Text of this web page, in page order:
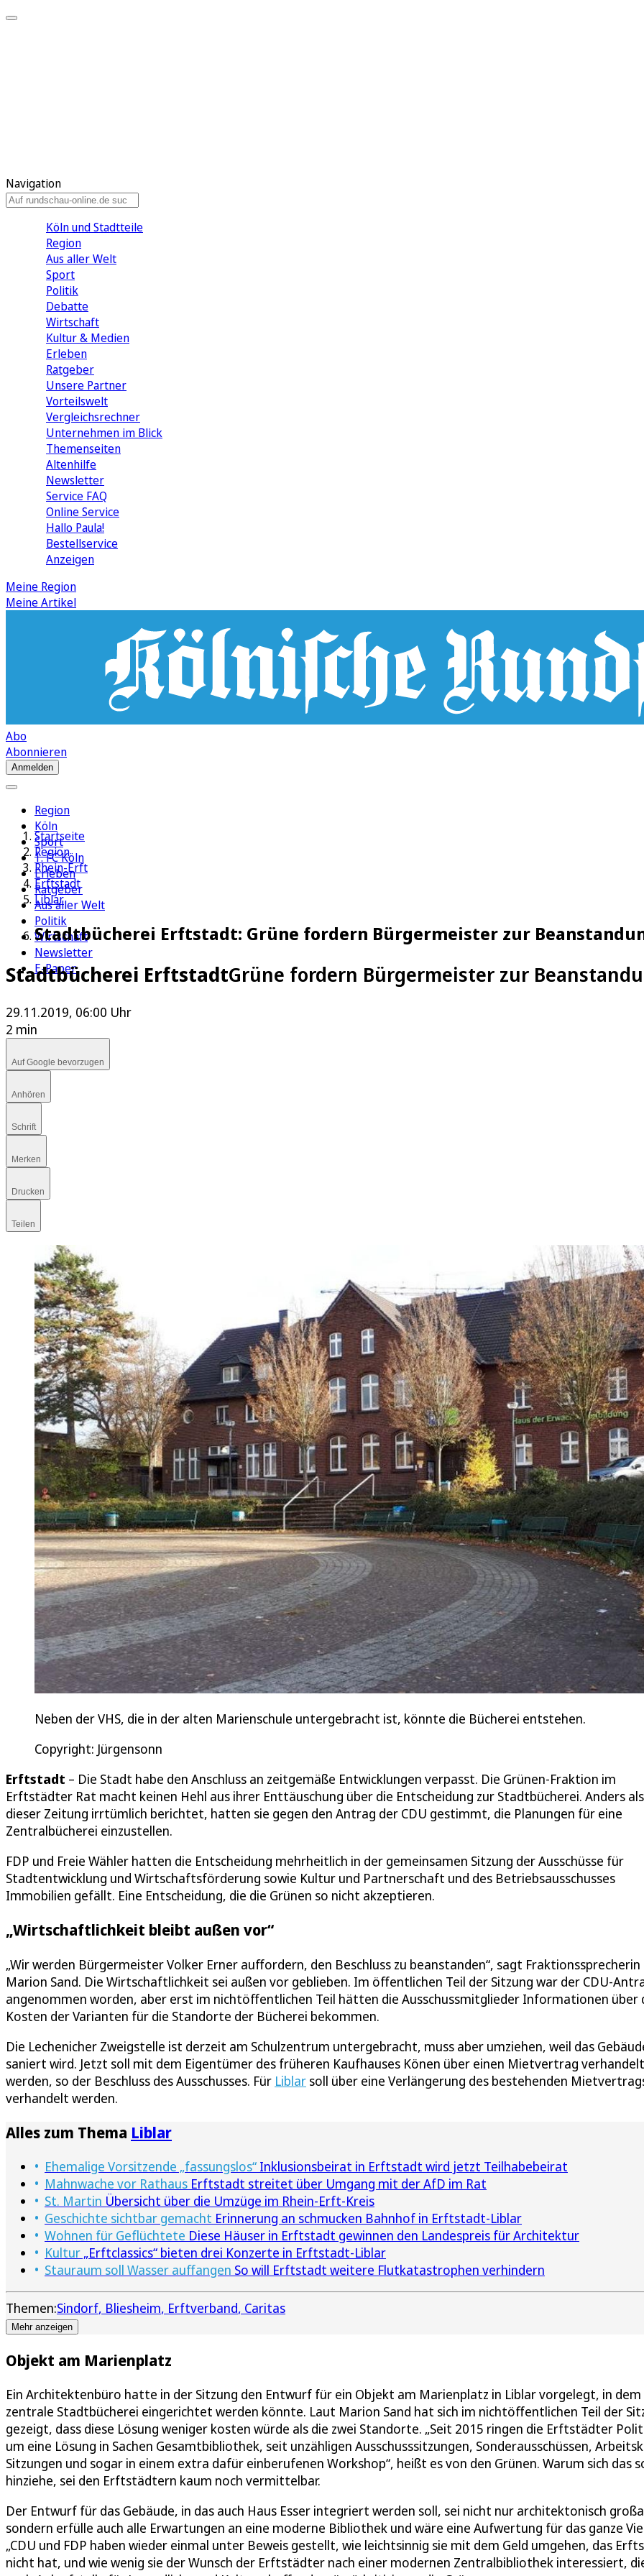
Navigation
Köln und Stadtteile
Region
Aus aller Welt
Sport
Politik
Debatte
Wirtschaft
Kultur & Medien
Erleben
Ratgeber
Unsere Partner
Vorteilswelt
Vergleichsrechner
Unternehmen im Blick
Themenseiten
Altenhilfe
Newsletter
Service FAQ
Online Service
Hallo Paula!
Bestellservice
Anzeigen
Meine Region
Meine Artikel
Abo
Abonnieren
Anmelden
Region
Köln
Sport
1. FC Köln
Erleben
Ratgeber
Aus aller Welt
Politik
Wirtschaft
Newsletter
E-Paper
Startseite
Region
Rhein-Erft
Erftstadt
Liblar
Stadtbücherei Erftstadt: Grüne fordern Bürgermeister zur
Stadtbücherei ErftstadtGrüne fordern Bürgermeister zur
29.11.2019, 06:00 Uhr
2 min
Auf Google bevorzugen
Anhören
Schrift
Merken
Drucken
Teilen
Neben der VHS, die in der alten Marienschule untergebracht ist, könnte die Bücherei entstehen.
Copyright: Jürgensonn
Erftstadt – Die Stadt habe den Anschluss an zeitgemäße Entwicklungen verpasst. Die Grünen-Fraktion im
Erftstädter Rat macht keinen Hehl aus ihrer Enttäuschung über die Entscheidung zur Stadtbücherei. Anders
dieser Zeitung irrtümlich berichtet, hatten sie gegen den Antrag der CDU gestimmt, die Planungen für eine
Zentralbücherei einzustellen.
FDP und Freie Wähler hatten die Entscheidung mehrheitlich in der gemeinsamen Sitzung der Ausschüsse für
Stadtentwicklung und Wirtschaftsförderung sowie Kultur und Partnerschaft und des Betriebsausschusses
Immobilien gefällt. Eine Entscheidung, die die Grünen so nicht akzeptieren.
„Wirtschaftlichkeit bleibt außen vor“
„Wir werden Bürgermeister Volker Erner auffordern, den Beschluss zu beanstanden“, sagt Fraktionssprecherin
Marion Sand. Die Wirtschaftlichkeit sei außen vor geblieben. Im öffentlichen Teil der Sitzung war der CDU-
angenommen worden, aber erst im nichtöffentlichen Teil hätten die Ausschussmitglieder Informationen über
Kosten der Varianten für die Standorte der Bücherei bekommen.
Die Lechenicher Zweigstelle ist derzeit am Schulzentrum untergebracht, muss aber umziehen, weil das
saniert wird. Jetzt soll mit dem Eigentümer des früheren Kaufhauses Könen über einen Mietvertrag verhandelt
werden, so der Beschluss des Ausschusses. Für Liblar soll über eine Verlängerung des bestehenden
verhandelt werden.
Alles zum Thema Liblar
Ehemalige Vorsitzende „fassungslos“ Inklusionsbeirat in Erftstadt wird jetzt Teilhabebeirat
Mahnwache vor Rathaus Erftstadt streitet über Umgang mit der AfD im Rat
St. Martin Übersicht über die Umzüge im Rhein-Erft-Kreis
Geschichte sichtbar gemacht Erinnerung an schmucken Bahnhof in Erftstadt-Liblar
Wohnen für Geflüchtete Diese Häuser in Erftstadt gewinnen den Landespreis für Architektur
Kultur „Erftclassics“ bieten drei Konzerte in Erftstadt-Liblar
Stauraum soll Wasser auffangen So will Erftstadt weitere Flutkatastrophen verhindern
Themen:Sindorf Bliesheim Erftverband Caritas
Mehr anzeigen
Objekt am Marienplatz
Ein Architektenbüro hatte in der Sitzung den Entwurf für ein Objekt am Marienplatz in Liblar vorgelegt, in dem
zentrale Stadtbücherei eingerichtet werden könnte. Laut Marion Sand hat sich im nichtöffentlichen Teil der
gezeigt, dass diese Lösung weniger kosten würde als die zwei Standorte. „Seit 2015 ringen die Erftstädter
um eine Lösung in Sachen Gesamtbibliothek, seit unzähligen Ausschusssitzungen, Sonderausschüssen,
Sitzungen und sogar in einem extra dafür einberufenen Workshop“, heißt es von den Grünen. Warum sich das
hinziehe, sei den Erftstädtern kaum noch vermittelbar.
Der Entwurf für das Gebäude, in das auch Haus Esser integriert werden soll, sei nicht nur architektonisch
sondern erfülle auch alle Erwartungen an eine moderne Bibliothek und wäre eine Aufwertung für das ganze
„CDU und FDP haben wieder einmal unter Beweis gestellt, wie leichtsinnig sie mit dem Geld umgehen, das
nicht hat, und wie wenig sie der Wunsch der Erftstädter nach einer modernen Zentralbibliothek interessiert,